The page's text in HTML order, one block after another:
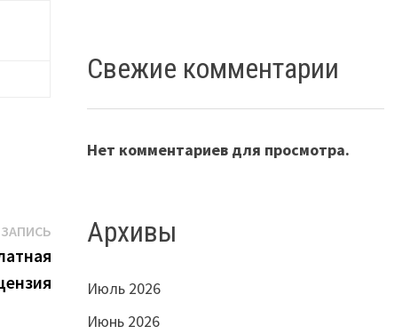
Следующая
запись:
Свежие комментарии
Нет комментариев для просмотра.
Архивы
Июль 2026
Июнь 2026